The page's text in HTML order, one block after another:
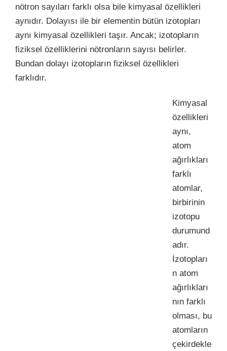
nötron sayıları farklı olsa bile kimyasal özellikleri
aynıdır. Dolayısı ile bir elementin bütün izotopları
aynı kimyasal özellikleri taşır. Ancak; izotopların
fiziksel özelliklerini nötronların sayısı belirler.
Bundan dolayı izotopların fiziksel özellikleri
farklıdır.
Kimyasal
özellikleri
aynı,
atom
ağırlıkları
farklı
atomlar,
birbirinin
izotopu
durumund
adır.
İzotopları
n atom
ağırlıkları
nın farklı
olması, bu
atomların
çekirdekle